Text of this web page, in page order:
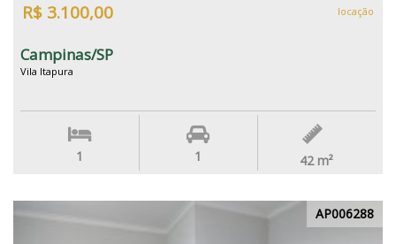
R$ 3.100,00 locação
Campinas/SP
Vila Itapura
1 1 42 m²
AP006288